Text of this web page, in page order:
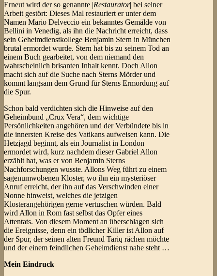
Erneut wird der so genannte |Restaurator| bei seiner
Arbeit gestört: Dieses Mal restauriert er unter dem
Namen Mario Delveccio ein bekanntes Gemälde von
Bellini in Venedig, als ihn die Nachricht erreicht, dass
sein Geheimdienstkollege Benjamin Stern in München
brutal ermordet wurde. Stern hat bis zu seinem Tod an
einem Buch gearbeitet, von dem niemand den
wahrscheinlich brisanten Inhalt kennt. Doch Allon
macht sich auf die Suche nach Sterns Mörder und
kommt langsam dem Grund für Sterns Ermordung auf
die Spur.
Schon bald verdichten sich die Hinweise auf den
Geheimbund „Crux Vera“, dem wichtige
Persönlichkeiten angehören und der Verbündete bis in
die innersten Kreise des Vatikans aufweisen kann. Die
Hetzjagd beginnt, als ein Journalist in London
ermordet wird, kurz nachdem dieser Gabriel Allon
erzählt hat, was er von Benjamin Sterns
Nachforschungen wusste. Allons Weg führt zu einem
sagenumwobenen Kloster, wo ihn ein mysteriöser
Anruf erreicht, der ihn auf das Verschwinden einer
Nonne hinweist, welches die jetzigen
Klosterangehörigen gerne vertuschen würden. Bald
wird Allon in Rom fast selbst das Opfer eines
Attentats. Von diesem Moment an überschlagen sich
die Ereignisse, denn ein tödlicher Killer ist Allon auf
der Spur, der seinen alten Freund Tariq rächen möchte
und der einem feindlichen Geheimdienst nahe steht …
Mein Eindruck